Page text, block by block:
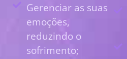
Gerenciar as suas
emoções,
reduzindo o
sofrimento;